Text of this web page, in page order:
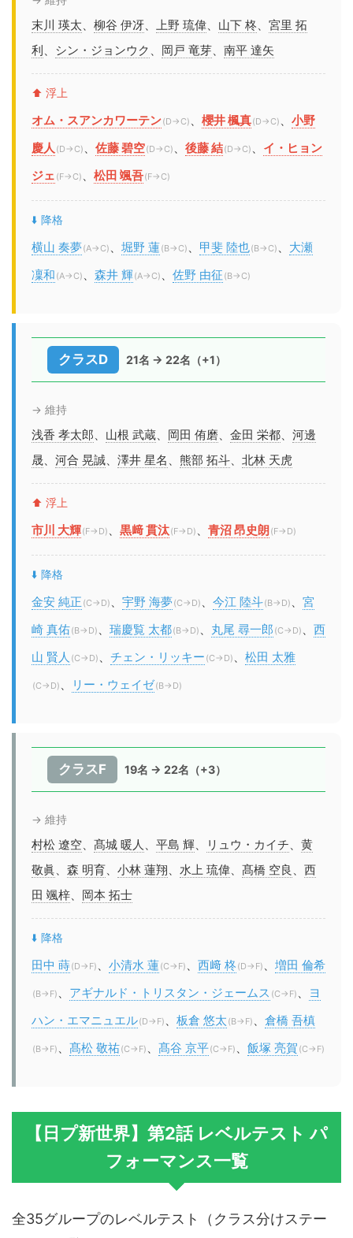
末川 瑛太、 柳谷 伊冴、 上野 琉偉、 山下 柊、 宮里 拓
利 、 シン・ジョンウク 、 岡戸 竜芽、 南平 達矢
⬆️ 浮上
オム・スアンカワーテン(D→C) 、 櫻井 楓真(D→C) 、 小野
慶人 (D→C) 、 佐藤 碧空(D→C) 、 後藤 結(D→C) 、 イ・ヒョン
ジェ (F→C) 、 松田 颯吾(F→C)
⬇️ 降格
横山 奏夢(A→C) 、 堀野 蓮(B→C) 、 甲斐 陸也(B→C) 、 大瀬
凜和 (A→C) 、 森井 輝(A→C) 、 佐野 由征 (B→C)
クラスD 21名 → 22名（+1）
→ 維持
浅香 孝太郎、 山根 武蔵、 岡田 侑磨、 金田 栄都、 河邊
晟、 河合 晃誠、 澤井 星名 、 熊部 拓斗、 北林 天虎
⬆️ 浮上
市川 大輝(F→D) 、 黒﨑 貫汰(F→D) 、 青沼 昂史朗 (F→D)
⬇️ 降格
金安 純正 (C→D) 、 宇野 海夢(C→D) 、 今江 陸斗(B→D) 、 宮
崎 真佑(B→D) 、 瑞慶覧 太都(B→D) 、 丸尾 尋一郎 (C→D) 、 西
山 賢人 (C→D) 、 チェン・リッキー (C→D) 、 松田 太雅
(C→D) 、 リー・ウェイゼ(B→D)
クラスF 19名 → 22名（+3）
→ 維持
村松 遼空、 髙城 暖人 、 平島 輝、 リュウ・カイチ、 黄
敬眞、 森 明育、 小林 蓮翔、 水上 琉偉、 髙橋 空良 、 西
田 颯梓、 岡本 拓士
⬇️ 降格
田中 蒔(D→F) 、 小清水 蓮(C→F) 、 西﨑 柊 (D→F) 、 増田 倫希
(B→F) 、 アギナルド・トリスタン・ジェームス (C→F) 、
ヨ
ハン・エマニュエル(D→F) 、 板倉 悠太 (B→F) 、 倉橋 吾槙
(B→F) 、 髙松 敬祐(C→F) 、 髙谷 京平(C→F) 、 飯塚 亮賀 (C→F)
【日プ新世界】第2話 レベルテスト パ
フォーマンス一覧
全35グループのレベルテスト（クラス分けステー